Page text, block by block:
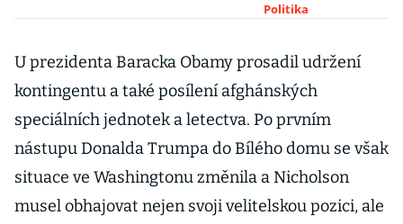
NATO. Babiš
o čas i pověst
spolehlivého
spojence
Politika
U prezidenta Baracka Obamy prosadil udržení
kontingentu a také posílení afghánských
speciálních jednotek a letectva. Po prvním
nástupu Donalda Trumpa do Bílého domu se však
situace ve Washingtonu změnila a Nicholson
musel obhajovat nejen svoji velitelskou pozici, ale